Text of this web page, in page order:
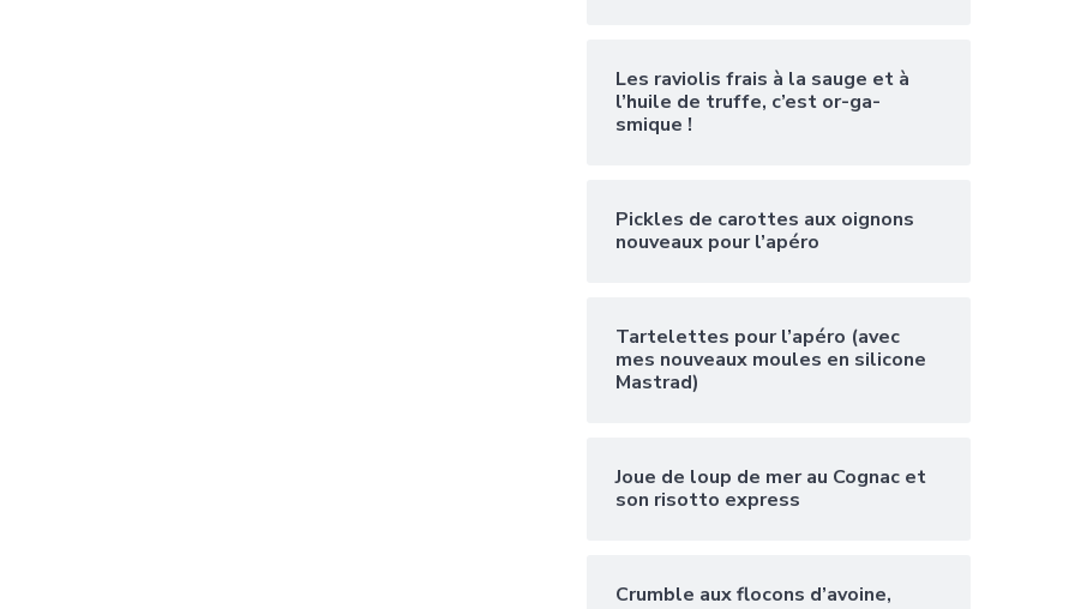
Les raviolis frais à la sauge et à
l’huile de truffe, c’est or-ga-
smique !
Pickles de carottes aux oignons
nouveaux pour l’apéro
Tartelettes pour l’apéro (avec
mes nouveaux moules en silicone
Mastrad)
Joue de loup de mer au Cognac et
son risotto express
Crumble aux flocons d’avoine,